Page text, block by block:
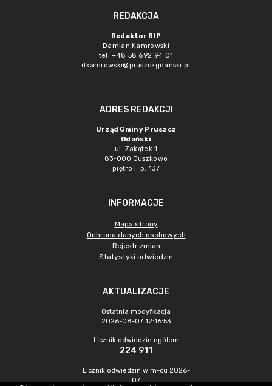
REDAKCJA
Redaktor BIP
Damian Kamrowski
tel. +48 58 692 94 01
dkamrowski@pruszczgdanski.pl
ADRES REDAKCJI
Urząd Gminy Pruszcz
Gdański
ul. Zakątek 1
83-000 Juszkowo
piętro I p. 137
INFORMACJE
Mapa strony
Ochrona danych osobowych
Rejestr zmian
Statystyki odwiedzin
AKTUALIZACJE
Ostatnia modyfikacja
2026-08-07 12:16:53
Licznik odwiedzin ogółem
224 911
Licznik odwiedzin w m-cu 2026-
07